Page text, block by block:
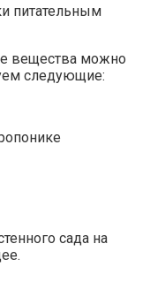
питательным
вещества можно
следующие:
сада на